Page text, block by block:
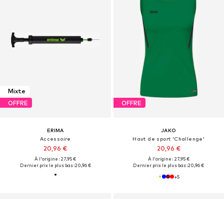
Mixte
OFFRE
ERIMA
Accessoire
20,96 €
À l'origine : 27,95 €
Dernier prix le plus bas :20,96 €
OFFRE
JAKO
Haut de sport 'Challenge'
20,96 €
À l'origine : 27,95 €
Dernier prix le plus bas :20,96 €
+5